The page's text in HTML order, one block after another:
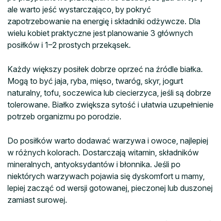
ale warto jeść wystarczająco, by pokryć
zapotrzebowanie na energię i składniki odżywcze. Dla
wielu kobiet praktyczne jest planowanie 3 głównych
posiłków i 1–2 prostych przekąsek.
Każdy większy posiłek dobrze oprzeć na źródle białka.
Mogą to być jaja, ryba, mięso, twaróg, skyr, jogurt
naturalny, tofu, soczewica lub ciecierzyca, jeśli są dobrze
tolerowane. Białko zwiększa sytość i ułatwia uzupełnienie
potrzeb organizmu po porodzie.
Do posiłków warto dodawać warzywa i owoce, najlepiej
w różnych kolorach. Dostarczają witamin, składników
mineralnych, antyoksydantów i błonnika. Jeśli po
niektórych warzywach pojawia się dyskomfort u mamy,
lepiej zacząć od wersji gotowanej, pieczonej lub duszonej
zamiast surowej.